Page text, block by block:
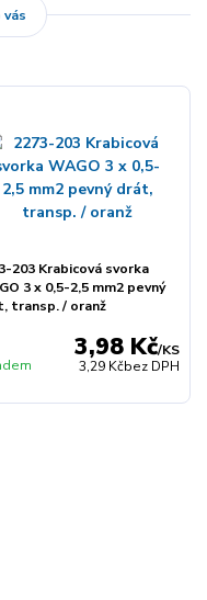
203 Krabicová svorka
3 x 0,5-2,5 mm2 pevný
transp. / oranž
3,98 Kč/KS
3,29 Kčbez DPH